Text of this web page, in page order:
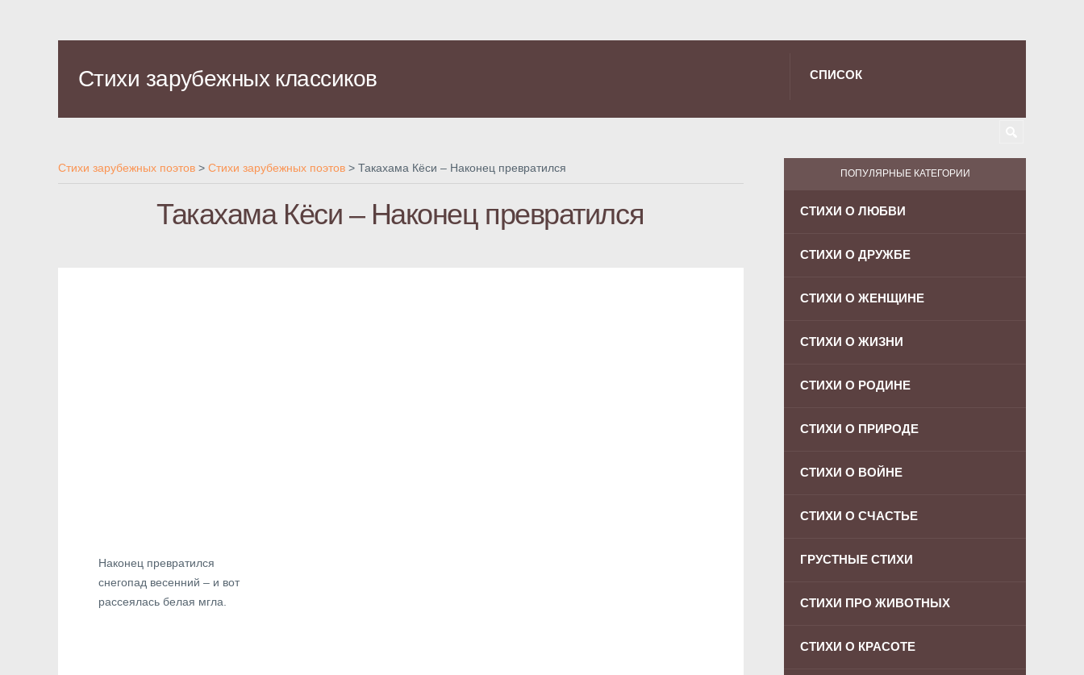
Стихи зарубежных классиков СПИСОК
Стихи зарубежных поэтов > Стихи зарубежных поэтов > Такахама Кёси – Наконец превратился
Такахама Кёси – Наконец превратился
Наконец превратился
снегопад весенний – и вот
рассеялась белая мгла.
ПОПУЛЯРНЫЕ КАТЕГОРИИ
СТИХИ О ЛЮБВИ
СТИХИ О ДРУЖБЕ
СТИХИ О ЖЕНЩИНЕ
СТИХИ О ЖИЗНИ
СТИХИ О РОДИНЕ
СТИХИ О ПРИРОДЕ
СТИХИ О ВОЙНЕ
СТИХИ О СЧАСТЬЕ
ГРУСТНЫЕ СТИХИ
СТИХИ ПРО ЖИВОТНЫХ
СТИХИ О КРАСОТЕ